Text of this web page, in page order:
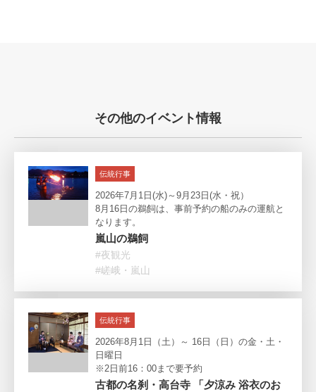
その他のイベント情報
伝統行事
2026年7月1日(水)～9月23日(水・祝）
8月16日の鵜飼は、事前予約の船のみの運航と
なります。
嵐山の鵜飼
#夜観光
#嵯峨・嵐山
伝統行事
2026年8月1日（土）～ 16日（日）の金・土・
日曜日
※2日前16：00まで要予約
古都の名刹・高台寺 「夕涼み 浴衣のお